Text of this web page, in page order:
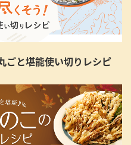
ごと堪能使い切りレシピ